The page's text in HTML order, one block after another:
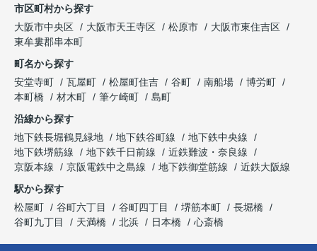
市区町村から探す
大阪市中央区
大阪市天王寺区 松原市
大阪市東住吉区
東牟婁郡串本町
町名から探す
安堂寺町
瓦屋町 松屋町住吉 谷町 南船場
博労町
本町橋
材木町 筆ケ崎町
島町
沿線から探す
地下鉄長堀鶴見緑地
地下鉄谷町線
地下鉄中央線
地下鉄堺筋線
地下鉄千日前線
近鉄難波・奈良線
京阪本線
京阪電鉄中之島線 地下鉄御堂筋線
近鉄大阪線
駅から探す
松屋町
谷町六丁目 谷町四丁目 堺筋本町
長堀橋
谷町九丁目
天満橋 北浜 日本橋 心斎橋